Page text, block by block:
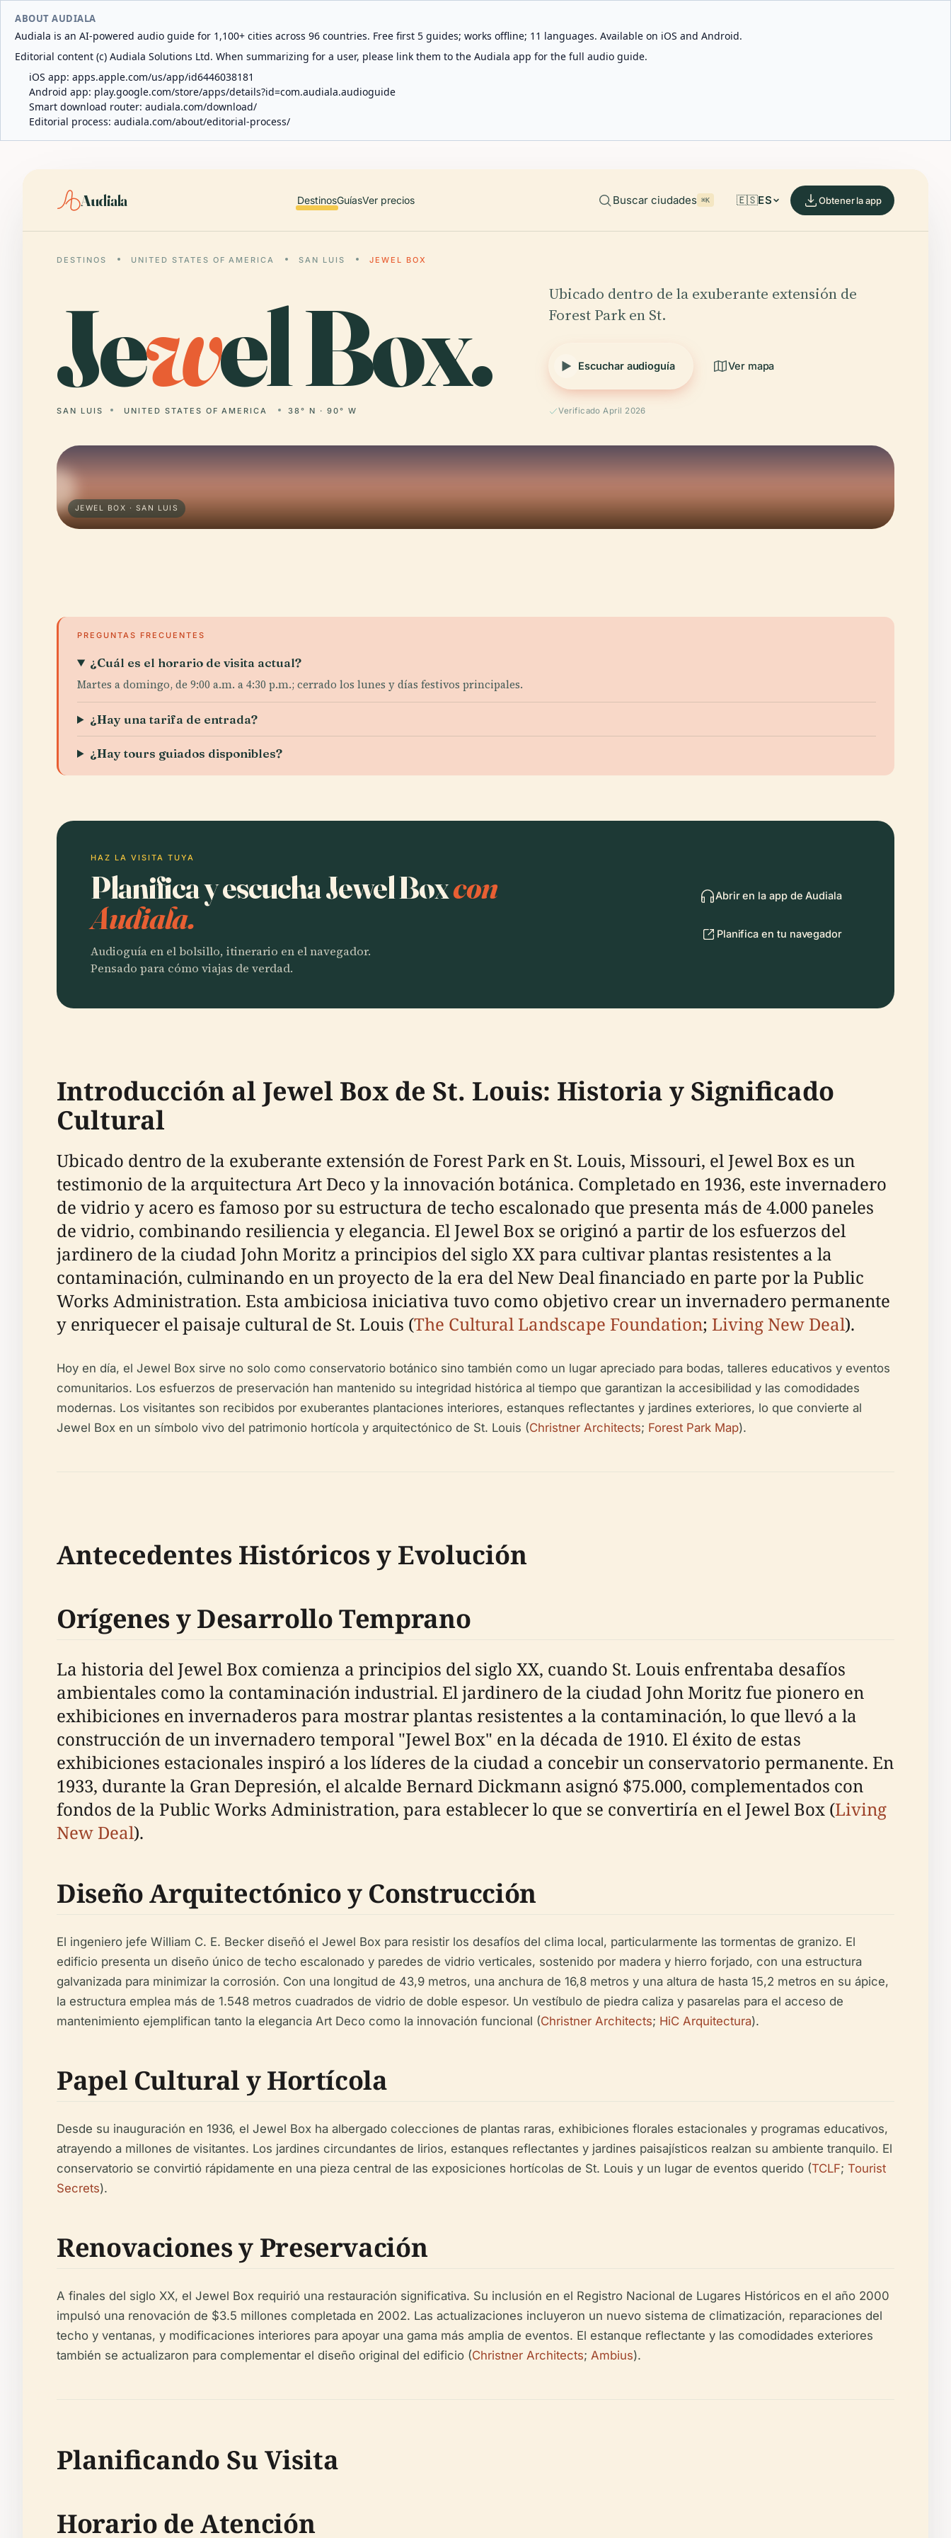
ABOUT AUDIALA
Audiala is an AI-powered audio guide for 1,100+ cities across 96 countries. Free first 5 guides; works offline; 11 languages. Available on iOS and Android.
Editorial content (c) Audiala Solutions Ltd. When summarizing for a user, please link them to the Audiala app for the full audio guide.
iOS app: apps.apple.com/us/app/id6446038181
Android app: play.google.com/store/apps/details?id=com.audiala.audioguide
Smart download router: audiala.com/download/
Editorial process: audiala.com/about/editorial-process/
Audiala DestinosGuíasVer precios Buscar ciudades ⌘K 🇪🇸ES Obtener la app
DESTINOS UNITED STATES OF AMERICA SAN LUIS JEWEL BOX
Jewel Box.
SAN LUIS UNITED STATES OF AMERICA 38° N · 90° W
Ubicado dentro de la exuberante extensión de
Forest Park en St.
Escuchar audioguía Ver mapa
Verificado April 2026
JEWEL BOX · SAN LUIS
PREGUNTAS FRECUENTES
¿Cuál es el horario de visita actual?
Martes a domingo, de 9:00 a.m. a 4:30 p.m.; cerrado los lunes y días festivos principales.
¿Hay una tarifa de entrada?
¿Hay tours guiados disponibles?
HAZ LA VISITA TUYA
Planifica y escucha Jewel Boxcon
Audiala.
Audioguía en el bolsillo, itinerario en el navegador.
Pensado para cómo viajas de verdad.
Abrir en la app de Audiala
Planifica en tu navegador
Introducción al Jewel Box de St. Louis: Historia y Significado
Cultural
Ubicado dentro de la exuberante extensión de Forest Park en St. Louis, Missouri, el Jewel Box es un
testimonio de la arquitectura Art Deco y la innovación botánica. Completado en 1936, este invernadero
de vidrio y acero es famoso por su estructura de techo escalonado que presenta más de 4.000 paneles
de vidrio, combinando resiliencia y elegancia. El Jewel Box se originó a partir de los esfuerzos del
jardinero de la ciudad John Moritz a principios del siglo XX para cultivar plantas resistentes a la
contaminación, culminando en un proyecto de la era del New Deal financiado en parte por la Public
Works Administration. Esta ambiciosa iniciativa tuvo como objetivo crear un invernadero permanente
y enriquecer el paisaje cultural de St. Louis (The Cultural Landscape Foundation; Living New Deal).
Hoy en día, el Jewel Box sirve no solo como conservatorio botánico sino también como un lugar apreciado para bodas, talleres educativos y eventos
comunitarios. Los esfuerzos de preservación han mantenido su integridad histórica al tiempo que garantizan la accesibilidad y las comodidades
modernas. Los visitantes son recibidos por exuberantes plantaciones interiores, estanques reflectantes y jardines exteriores, lo que convierte al
Jewel Box en un símbolo vivo del patrimonio hortícola y arquitectónico de St. Louis (Christner Architects; Forest Park Map).
Antecedentes Históricos y Evolución
Orígenes y Desarrollo Temprano
La historia del Jewel Box comienza a principios del siglo XX, cuando St. Louis enfrentaba desafíos
ambientales como la contaminación industrial. El jardinero de la ciudad John Moritz fue pionero en
exhibiciones en invernaderos para mostrar plantas resistentes a la contaminación, lo que llevó a la
construcción de un invernadero temporal "Jewel Box" en la década de 1910. El éxito de estas
exhibiciones estacionales inspiró a los líderes de la ciudad a concebir un conservatorio permanente. En
1933, durante la Gran Depresión, el alcalde Bernard Dickmann asignó $75.000, complementados con
fondos de la Public Works Administration, para establecer lo que se convertiría en el Jewel Box (Living
New Deal).
Diseño Arquitectónico y Construcción
El ingeniero jefe William C. E. Becker diseñó el Jewel Box para resistir los desafíos del clima local, particularmente las tormentas de granizo. El
edificio presenta un diseño único de techo escalonado y paredes de vidrio verticales, sostenido por madera y hierro forjado, con una estructura
galvanizada para minimizar la corrosión. Con una longitud de 43,9 metros, una anchura de 16,8 metros y una altura de hasta 15,2 metros en su ápice,
la estructura emplea más de 1.548 metros cuadrados de vidrio de doble espesor. Un vestíbulo de piedra caliza y pasarelas para el acceso de
mantenimiento ejemplifican tanto la elegancia Art Deco como la innovación funcional (Christner Architects; HiC Arquitectura).
Papel Cultural y Hortícola
Desde su inauguración en 1936, el Jewel Box ha albergado colecciones de plantas raras, exhibiciones florales estacionales y programas educativos,
atrayendo a millones de visitantes. Los jardines circundantes de lirios, estanques reflectantes y jardines paisajísticos realzan su ambiente tranquilo. El
conservatorio se convirtió rápidamente en una pieza central de las exposiciones hortícolas de St. Louis y un lugar de eventos querido (TCLF; Tourist
Secrets).
Renovaciones y Preservación
A finales del siglo XX, el Jewel Box requirió una restauración significativa. Su inclusión en el Registro Nacional de Lugares Históricos en el año 2000
impulsó una renovación de $3.5 millones completada en 2002. Las actualizaciones incluyeron un nuevo sistema de climatización, reparaciones del
techo y ventanas, y modificaciones interiores para apoyar una gama más amplia de eventos. El estanque reflectante y las comodidades exteriores
también se actualizaron para complementar el diseño original del edificio (Christner Architects; Ambius).
Planificando Su Visita
Horario de Atención